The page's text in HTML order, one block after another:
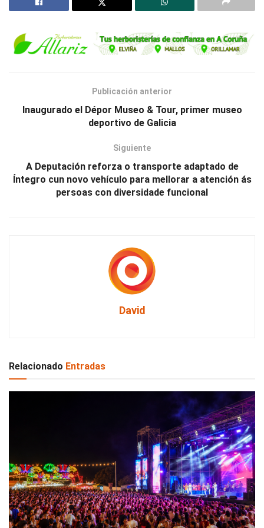
Publicación anterior
Inaugurado el Dépor Museo & Tour, primer museo
deportivo de Galicia
Siguiente
A Deputación reforza o transporte adaptado de
Íntegro cun novo vehículo para mellorar a atención ás
persoas con diversidade funcional
David
Relacionado Entradas